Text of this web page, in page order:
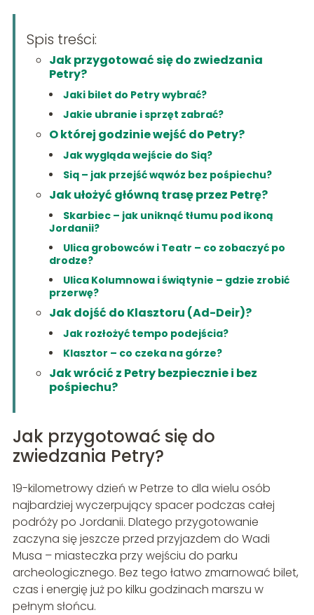
Spis treści:
Jak przygotować się do zwiedzania
Petry?
Jaki bilet do Petry wybrać?
Jakie ubranie i sprzęt zabrać?
O której godzinie wejść do Petry?
Jak wygląda wejście do Siq?
Siq – jak przejść wąwóz bez pośpiechu?
Jak ułożyć główną trasę przez Petrę?
Skarbiec – jak uniknąć tłumu pod ikoną
Jordanii?
Ulica grobowców i Teatr – co zobaczyć po
drodze?
Ulica Kolumnowa i świątynie – gdzie zrobić
przerwę?
Jak dojść do Klasztoru (Ad-Deir)?
Jak rozłożyć tempo podejścia?
Klasztor – co czeka na górze?
Jak wrócić z Petry bezpiecznie i bez
pośpiechu?
Jak przygotować się do
zwiedzania Petry?
19-kilometrowy dzień w Petrze to dla wielu osób
najbardziej wyczerpujący spacer podczas całej
podróży po Jordanii. Dlatego przygotowanie
zaczyna się jeszcze przed przyjazdem do Wadi
Musa – miasteczka przy wejściu do parku
archeologicznego. Bez tego łatwo zmarnować bilet,
czas i energię już po kilku godzinach marszu w
pełnym słońcu.